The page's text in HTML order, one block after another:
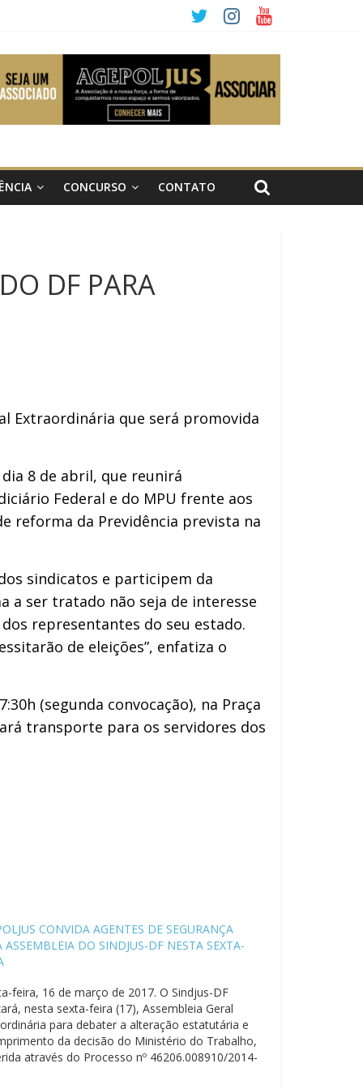
CONCURSO CONTATO
DF PARA
Extraordinária que será promovida
8 de abril, que reunirá
Federal e do MPU frente aos
reforma da Previdência prevista na
sindicatos e participem da
a ser tratado não seja de interesse
representantes do seu estado.
de eleições”, enfatiza o
(segunda convocação), na Praça
transporte para os servidores dos
CONVIDA AGENTES DE SEGURANÇA
ASSEMBLEIA DO SINDJUS-DF NESTA SEXTA-
feira, 16 de março de 2017. O Sindjus-DF
nesta sexta-feira (17), Assembleia Geral
para debater a alteração estatutária e
da decisão do Ministério do Trabalho,
através do Processo nº 46206.008910/2014-